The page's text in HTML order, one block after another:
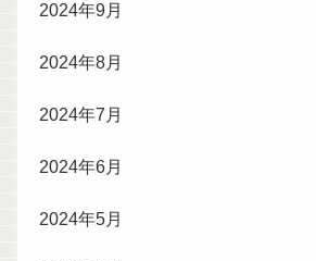
2024年9月
2024年8月
2024年7月
2024年6月
2024年5月